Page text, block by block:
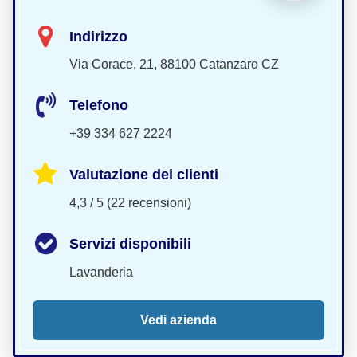
Indirizzo
Via Corace, 21, 88100 Catanzaro CZ
Telefono
+39 334 627 2224
Valutazione dei clienti
4,3 / 5 (22 recensioni)
Servizi disponibili
Lavanderia
Vedi azienda